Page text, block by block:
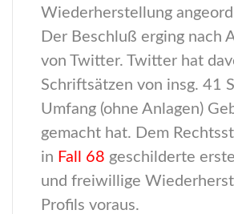
Wiederherstellung
Der Beschluß erging nach
von Twitter. Twitter hat
Schriftsätzen von insg. 41
Umfang (ohne Anlagen)
gemacht hat. Dem
in Fall 68 geschilderte
und freiwillige
Profils voraus.